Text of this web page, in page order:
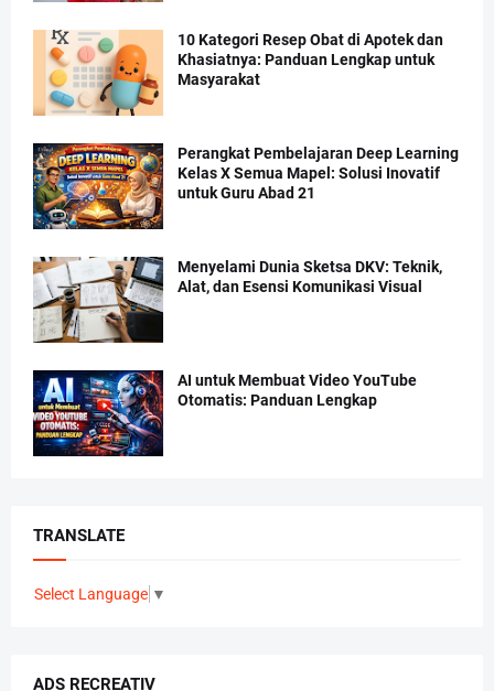
10 Kategori Resep Obat di Apotek dan
Khasiatnya: Panduan Lengkap untuk
Masyarakat
Perangkat Pembelajaran Deep Learning
Kelas X Semua Mapel: Solusi Inovatif
untuk Guru Abad 21
Menyelami Dunia Sketsa DKV: Teknik,
Alat, dan Esensi Komunikasi Visual
AI untuk Membuat Video YouTube
Otomatis: Panduan Lengkap
TRANSLATE
Select Language ▼
ADS RECREATIV